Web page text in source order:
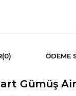
(0) ÖDEME
Gümüş